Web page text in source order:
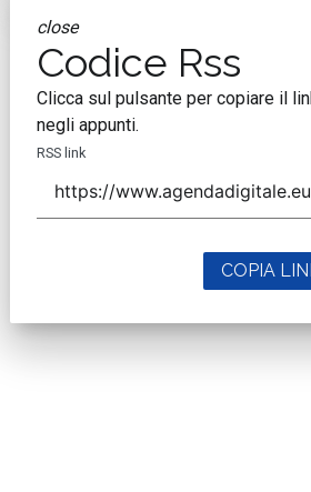
close
Codice Rss
Clicca sul pulsante per copiare il
negli appunti.
RSS link
COPIA